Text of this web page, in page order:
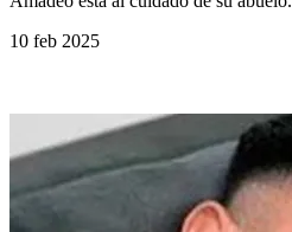
10 feb 2025